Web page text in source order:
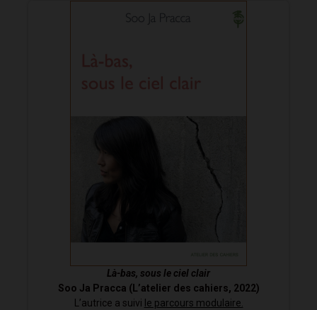
Là-bas, sous le ciel clair
Soo Ja Pracca (L’atelier des cahiers, 2022)
L’autrice a suivi le parcours modulaire.